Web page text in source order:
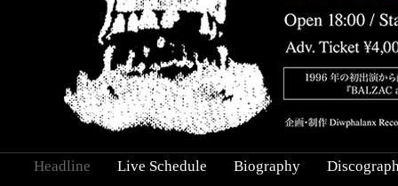
Headline Live Schedule Biography